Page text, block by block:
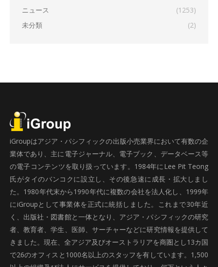
ニュース
(1253)
未分類
(2)
iGroupはアジア・パシフィックの出版小売業界において有数の企
業体であり、主に電子ジャーナル、電子ブック、データベース等
の電子コンテンツを取り扱っています。1984年にLee Pit Teong
氏がタイのバンコクに設立し、その後急速に成長・拡大しまし
た。1980年代末から1990年代に複数の会社を法人化し、1999年
にiGroupとして事業体を正式に統括しました。これまで30年近
く、出版社・図書館と一体となり、アジア・パシフィックの研究
者、教育者、学生、医師、サーチャーなどに研究情報を提供して
きました。現在、全アジア及びオーストラリアを商圏とし13カ国
で26のオフィスと1000名以上のスタッフを有しています。1,500